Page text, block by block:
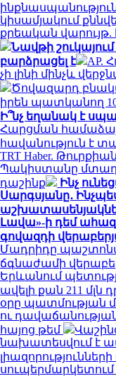
կիսամյակում
քրեական
Նավթի շուկայում
բարձրացել է
AP.
չի լինի մինչև
Ծովազարդ
իրեն պատկանող
Ի՞նչ եղանակ է
Հարցման
հավանություն է
TRT Haber.
Պակիստանը
դաշինք
Ինչ
Սարգսյանը․
Լավա»-ի դեմ
գովազդի
Մադրիդը
ճգնաժամի
Երևանում
ավելի քան 211 մլն
օրը պատմության
ու
հայոց թեմ
նախատեսվում է